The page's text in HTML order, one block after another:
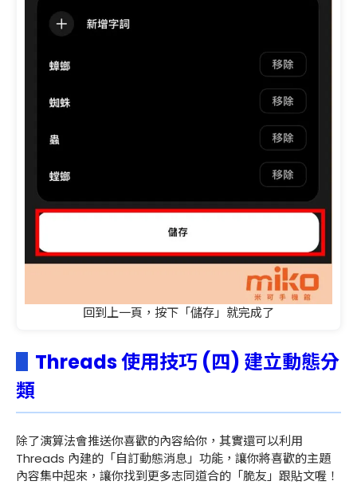
回到上一頁，按下「儲存」就完成了
Threads 使用技巧 (四) 建立動態分
類
除了演算法會推送你喜歡的內容給你，其實還可以利用
Threads 內建的「自訂動態消息」功能，讓你將喜歡的主題
內容集中起來，讓你找到更多志同道合的「脆友」跟貼文喔！